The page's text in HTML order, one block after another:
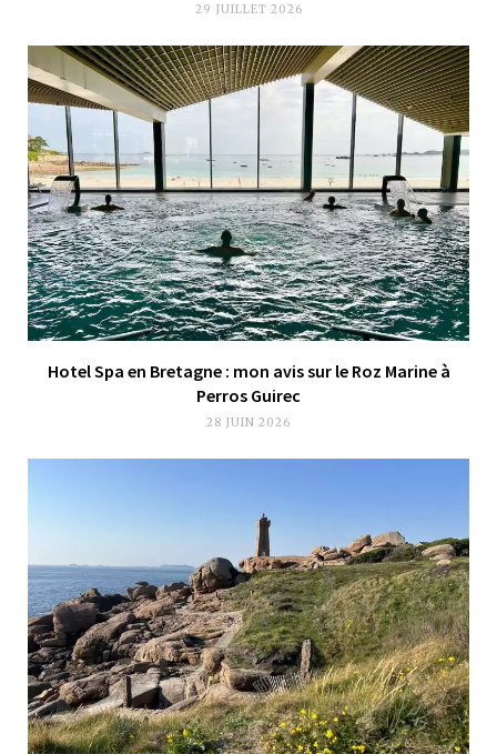
29 JUILLET 2026
Hotel Spa en Bretagne : mon avis sur le Roz Marine à
Perros Guirec
28 JUIN 2026